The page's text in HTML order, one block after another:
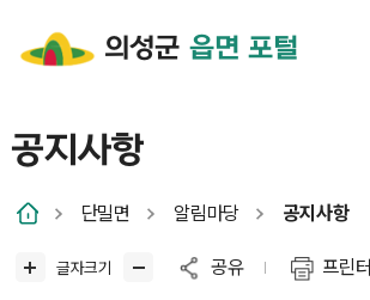
의성군 읍면 포털
공지사항
단밀면 알림마당 공지사항
글자크기 공유 프린터